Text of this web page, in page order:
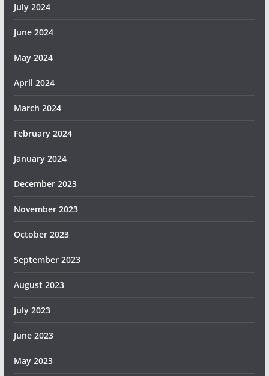
July 2024
June 2024
May 2024
April 2024
March 2024
February 2024
January 2024
December 2023
November 2023
October 2023
September 2023
August 2023
July 2023
June 2023
May 2023